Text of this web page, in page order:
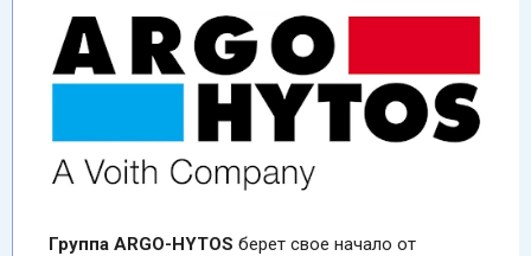
Группа ARGO-HYTOS берет свое начало от